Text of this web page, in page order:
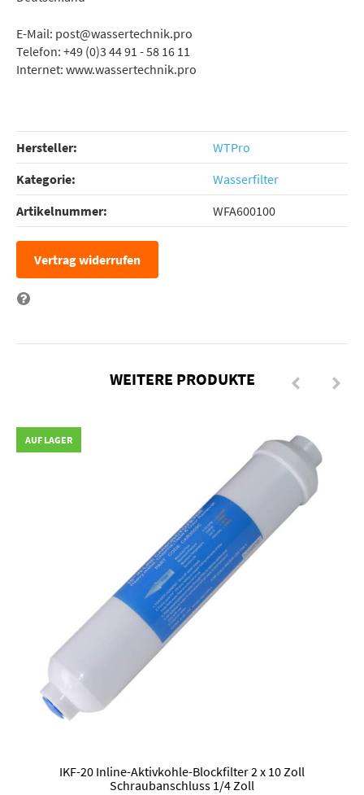
E-Mail: post@wassertechnik.pro
Telefon: +49 (0)3 44 91 - 58 16 11
Internet: www.wassertechnik.pro
Hersteller:
WTPro
Kategorie:
Wasserfilter
Artikelnummer:
WFA600100
Vertrag widerrufen
WEITERE PRODUKTE
AUF LAGER
IKF-20 Inline-Aktivkohle-Blockfilter 2 x 10 Zoll
Schraubanschluss 1/4 Zoll